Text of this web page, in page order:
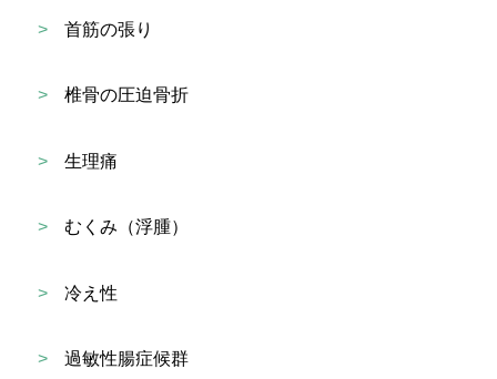
> 首筋の張り
> 椎骨の圧迫骨折
> 生理痛
> むくみ（浮腫）
> 冷え性
> 過敏性腸症候群